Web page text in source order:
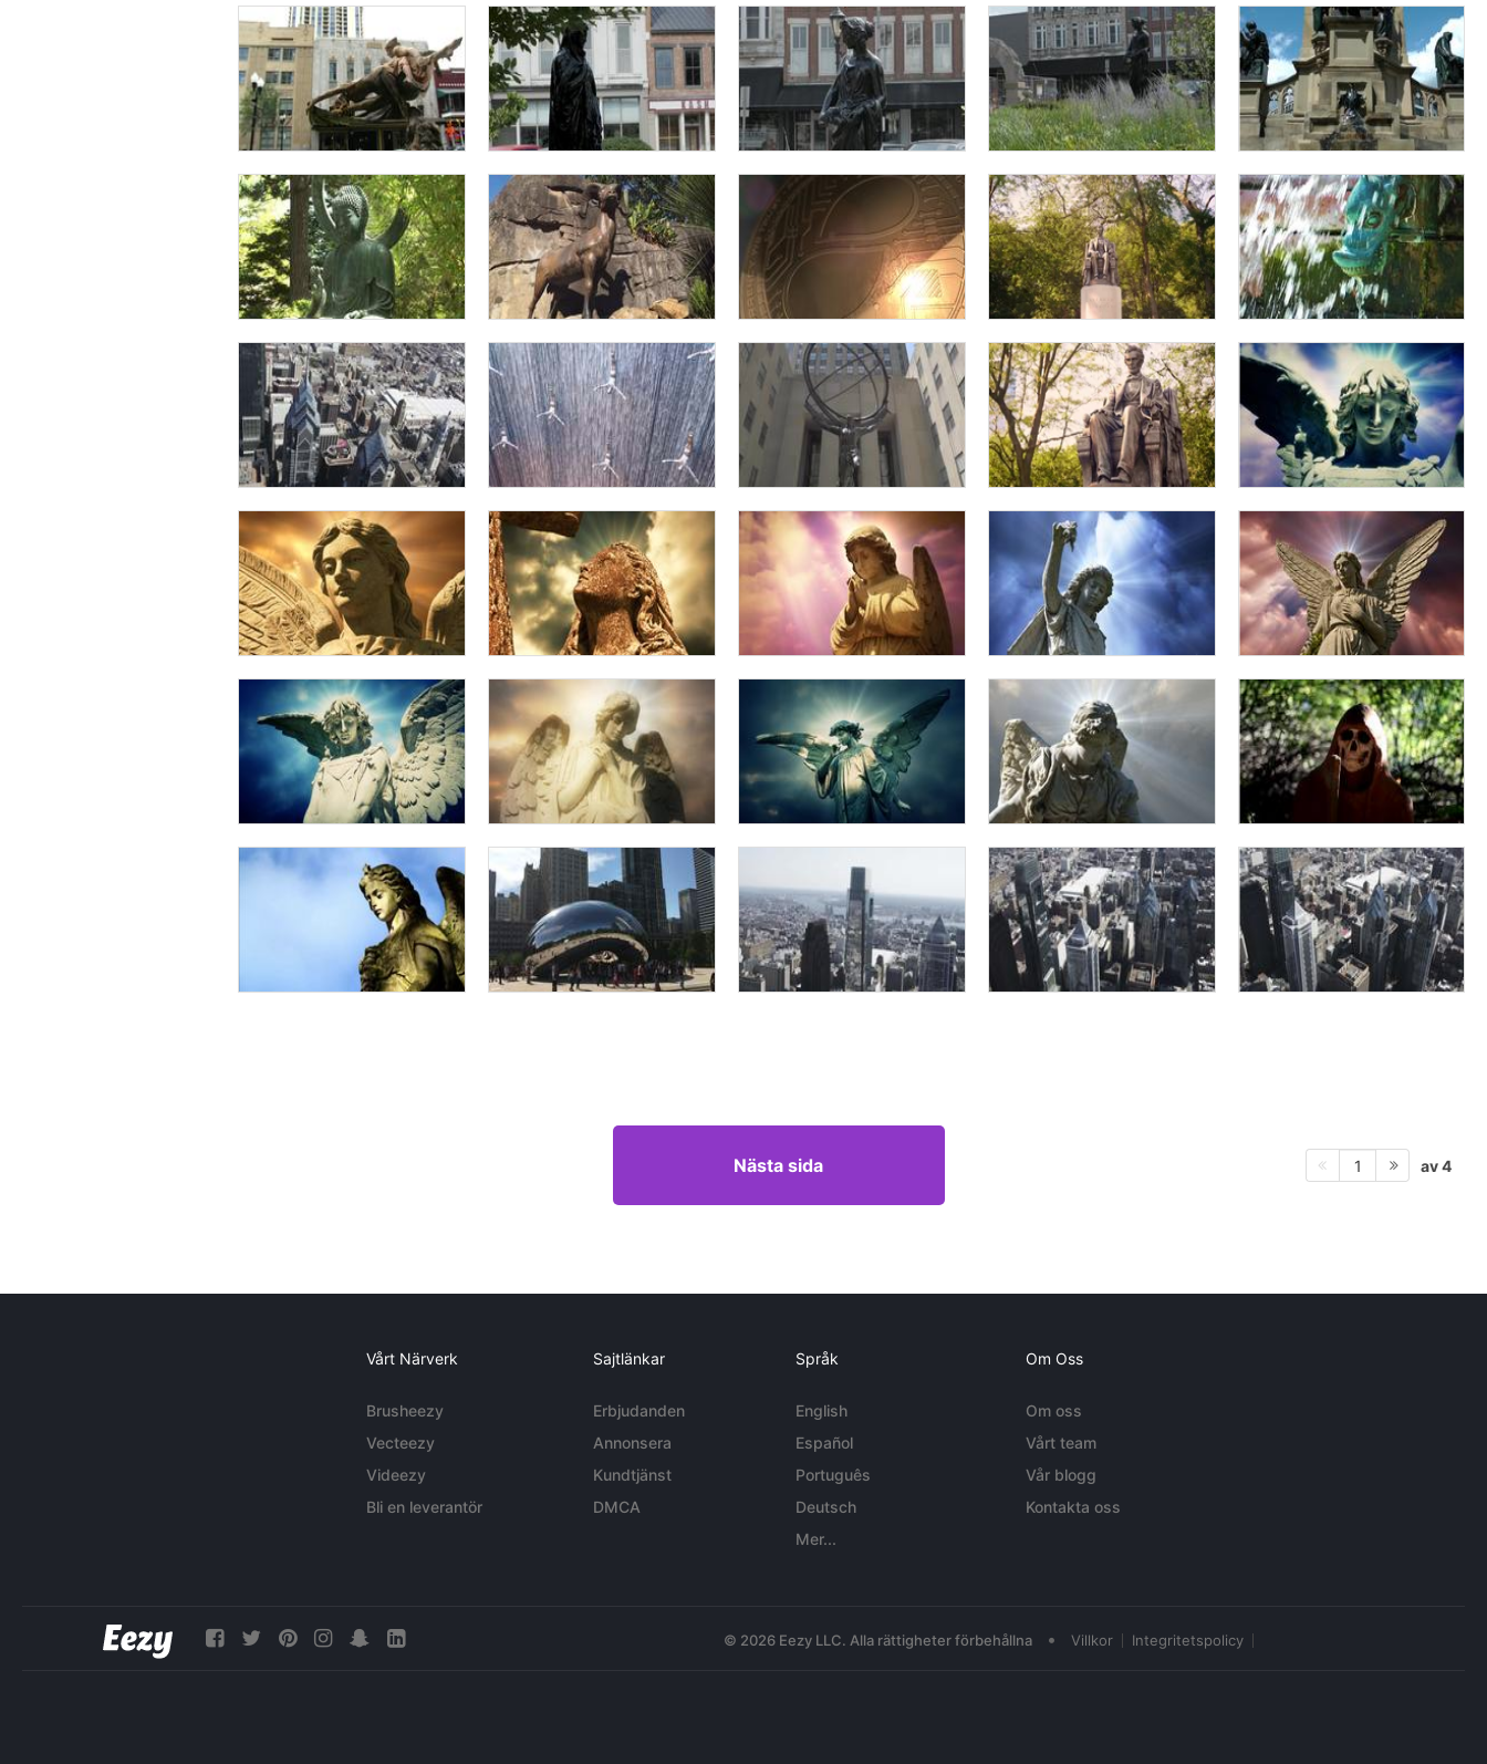
Nästa sida 1 av 4
Vårt Närverk
Brusheezy
Vecteezy
Videezy
Bli en leverantör
Sajtlänkar
Erbjudanden
Annonsera
Kundtjänst
DMCA
Språk
English
Español
Português
Deutsch
Mer...
Om Oss
Om oss
Vårt team
Vår blogg
Kontakta oss
© 2026 Eezy LLC. Alla rättigheter förbehållna • Villkor Integritetspolicy